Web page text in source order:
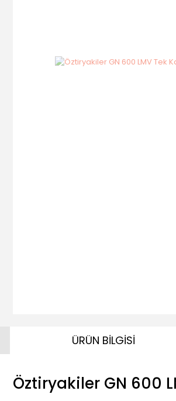
ÜRÜN BİLGİSİ
Öztiryakiler GN 600